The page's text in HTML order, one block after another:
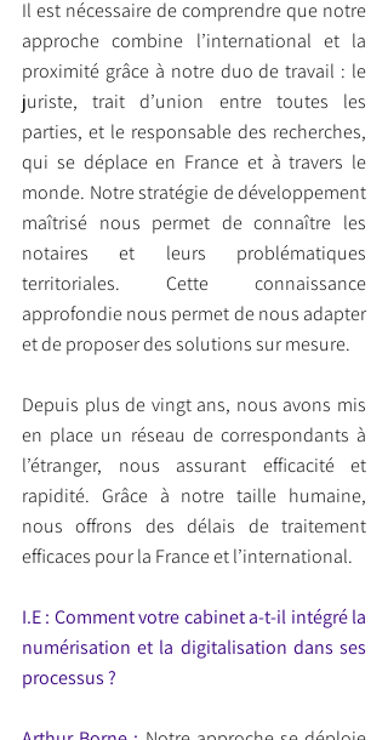
Il est nécessaire de comprendre que notre
approche combine l’international et la
proximité grâce à notre duo de travail : le
juriste, trait d’union entre toutes les
parties, et le responsable des recherches,
qui se déplace en France et à travers le
monde. Notre stratégie de développement
maîtrisé nous permet de connaître les
notaires et leurs problématiques
territoriales. Cette connaissance
approfondie nous permet de nous adapter
et de proposer des solutions sur mesure.
Depuis plus de vingt ans, nous avons mis
en place un réseau de correspondants à
l’étranger, nous assurant efficacité et
rapidité. Grâce à notre taille humaine,
nous offrons des délais de traitement
efficaces pour la France et l’international.
I.E : Comment votre cabinet a-t-il intégré la
numérisation et la digitalisation dans ses
processus ?